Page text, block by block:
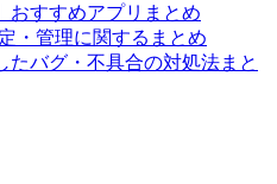
おすすめアプリまとめ
・管理に関するまとめ
たバグ・不具合の対処法まと